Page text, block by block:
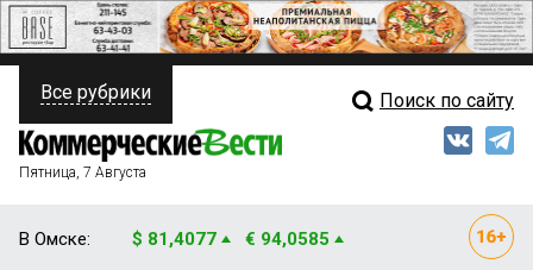
ПОЛИТИКА
ФИНАНСЫ
Свежий выпуск
Все рубрики Поиск по сайту
Пятница, 7 Августа
В Омске: $ 81,4077 € 94,0585